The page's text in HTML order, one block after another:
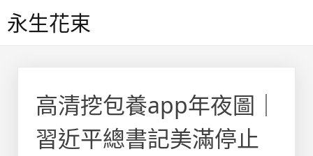
to永生花束
高清挖包養app年夜圖｜
習近平總書記美滿停止